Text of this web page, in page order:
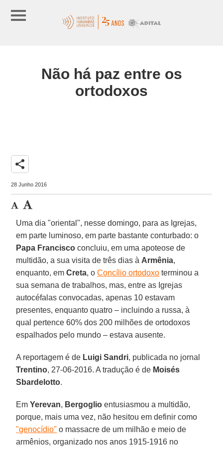
Não há paz entre os
ortodoxos
share
28 Junho 2016
Uma dia "oriental", nesse domingo, para as Igrejas,
em parte luminoso, em parte bastante conturbado: o
Papa Francisco concluiu, em uma apoteose de
multidão, a sua visita de três dias à Armênia,
enquanto, emCreta, oConcílio ortodoxo terminou a
sua semana de trabalhos, mas, entre as Igrejas
autocéfalas convocadas, apenas 10 estavam
presentes, enquanto quatro – incluindo a russa, à
qual pertence 60% dos 200 milhões de ortodoxos
espalhados pelo mundo – estava ausente.
A reportagem é de Luigi Sandri, publicada no jornal
Trentino, 27-06-2016. A tradução é de Moisés
Sbardelotto.
EmYerevan, Bergoglio entusiasmou a multidão,
porque, mais uma vez, não hesitou em definir como
"genocídio" o massacre de um milhão e meio de
armênios, organizado nos anos 1915-1916 no